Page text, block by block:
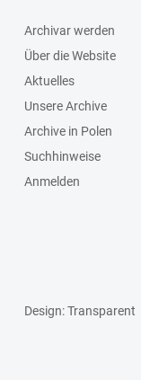
Archivar werden
Über die Website
Aktuelles
Unsere Archive
Archive in Polen
Suchhinweise
Anmelden
Design: Transparent